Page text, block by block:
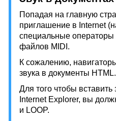
Попадая на главную
приглашение в Internet
специальные операторы
файлов MIDI.
К сожалению,
звука в документы HTML.
Для того чтобы
Internet Explorer, вы
и LOOP.